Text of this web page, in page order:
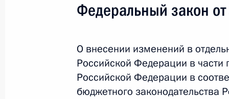
Текст в документе
Вид документа
Все
Дата вступления в силу... или
Федеральный закон
О внесении изменений в
Российской Федерации в части
Российской Федерации в
бюджетного законодательства